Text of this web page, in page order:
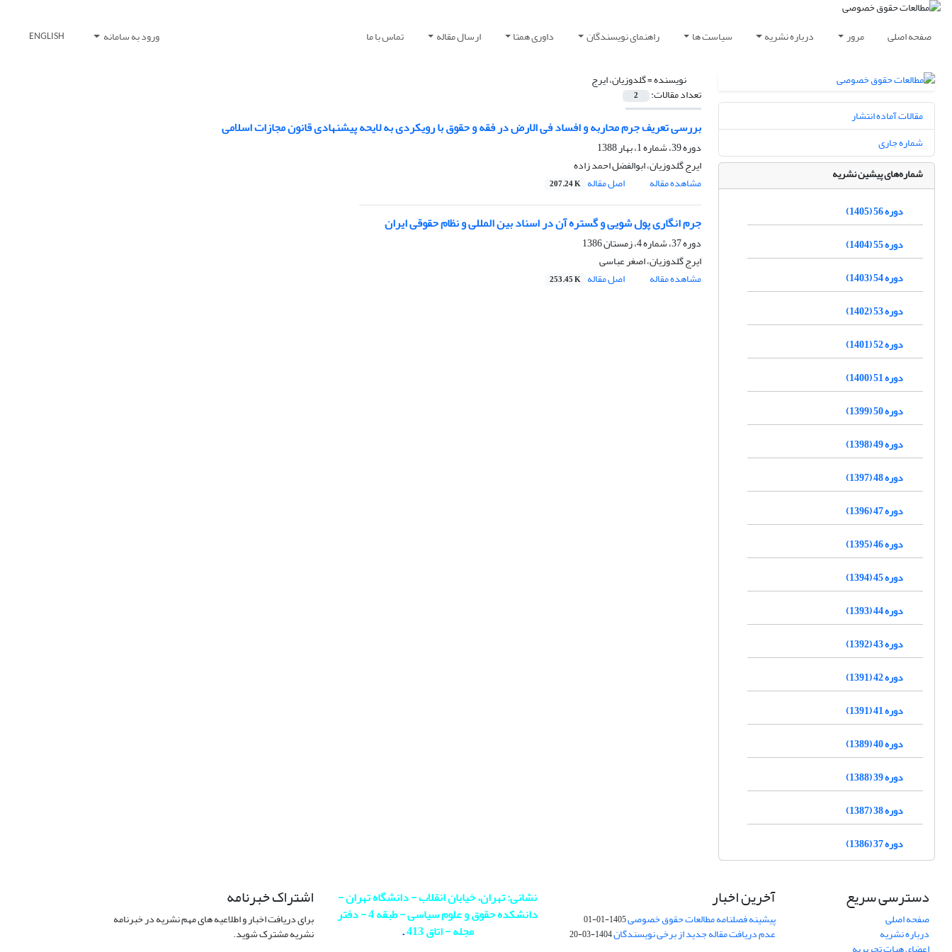
صفحه اصلی مرور درباره نشریه سیاست ها راهنمای نویسندگان داوری همتا ارسال مقاله تماس با ما ورود به سامانه ENGLISH
نویسنده =گلدوزیان، ایرج
تعداد مقالات: 2
بررسی تعریف جرم محاربه و افساد فی الارض در فقه و حقوق با رویکردی به لایحه پیشنهادی قانون مجازات اسلامی
دوره 39، شماره 1، بهار 1388
ایرج گلدوزیان، ابوالفضل احمد زاده
مشاهده مقاله
اصل مقاله 207.24 K
جرم انگاری پول شویی و گستره آن در اسناد بین المللی و نظام حقوقی ایران
دوره 37، شماره 4، زمستان 1386
ایرج گلدوزیان، اصغر عباسی
مشاهده مقاله
اصل مقاله 253.45 K
مقالات آماده انتشار
شماره جاری
شماره‌های پیشین نشریه
دوره 56 (1405)
دوره 55 (1404)
دوره 54 (1403)
دوره 53 (1402)
دوره 52 (1401)
دوره 51 (1400)
دوره 50 (1399)
دوره 49 (1398)
دوره 48 (1397)
دوره 47 (1396)
دوره 46 (1395)
دوره 45 (1394)
دوره 44 (1393)
دوره 43 (1392)
دوره 42 (1391)
دوره 41 (1391)
دوره 40 (1389)
دوره 39 (1388)
دوره 38 (1387)
دوره 37 (1386)
دسترسی سریع
صفحه اصلی
درباره نشریه
آخرین اخبار
پیشینه فصلنامه مطالعات حقوق خصوصی1405-01-01
عدم دریافت مقاله جدید از برخی نویسندگان1404-03-20
نشانی: تهران، خیابان انقلاب - دانشگاه تهران -
دانشکده حقوق و علوم سیاسی - طبقه 4 - دفتر
مجله - اتاق 413
.
اشتراک خبرنامه
برای دریافت اخبار و اطلاعیه های مهم نشریه در خبرنامه
نشریه مشترک شوید.